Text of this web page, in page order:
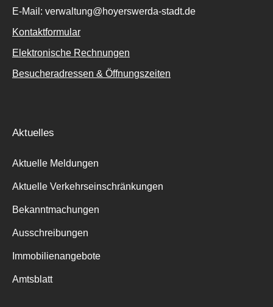
E-Mail: verwaltung@hoyerswerda-stadt.de
Kontaktformular
Elektronische Rechnungen
Besucheradressen & Öffnungszeiten
Aktuelles
Aktuelle Meldungen
Aktuelle Verkehrseinschränkungen
Bekanntmachungen
Ausschreibungen
Immobilienangebote
Amtsblatt